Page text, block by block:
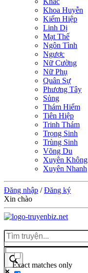
Khoa Huyễn
Kiếm Hiệp
Linh Dị
Mạt Thế
Ngôn Tình
Ngược
Nữ Cường
Nữ Phụ
Quân Sự
Phương Tây
Sủng
Thám Hiểm
Tiên Hiệp
Trinh Thám
Trọng Sinh
Trùng Sinh
Võng Du
Xuyên Không
Xuyên Nhanh
Đăng nhập /Đăng ký
Xin chào
Exact matches only